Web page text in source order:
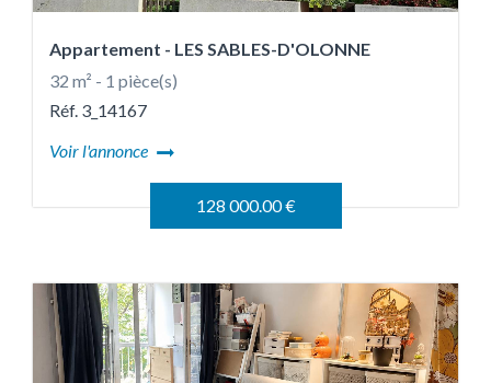
Appartement - LES SABLES-D'OLONNE
32 m² - 1 pièce(s)
Réf. 3_14167
Voir l'annonce
128 000.00 €